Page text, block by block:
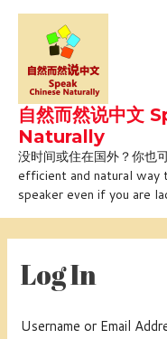
Skip
content
自然而然说中文
Naturally
没时间或住在国外？你也
efficient and natural way
speaker even if you are
Log In
Username or Email